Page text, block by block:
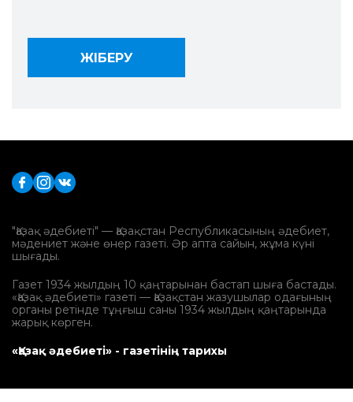
"Қазақ әдебиеті" — Қазақстан Республикасының әдебиет,
мәдениет және өнер газеті. Әр апта сайын, жұма күні
шығады.
Газет 1934 жылдың 10 қаңтарынан бастап шыға бастады.
«Қазақ әдебиеті» газеті — Қазақстан жазушылар одағының
органы ретінде тұңғыш саны 1934 жылдың қаңтарында
жарық көрген.
«Қазақ әдебиеті» - газетінің тарихы